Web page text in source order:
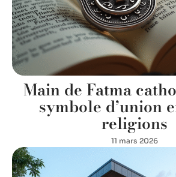
Main de Fatma
symbole d’union
religions
11 mars 2026